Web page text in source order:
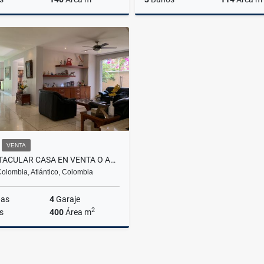
$3.500.000
VENTA
ESPECTACULAR CASA EN VENTA O ALQUILER - VILLA CAMPESTRE TRADICIONAL
Atlántico, Colombia
4Garaje
400Área m2